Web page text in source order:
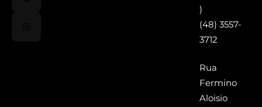
)
(48) 3557-
3712
Rua
Fermino
Aloisio